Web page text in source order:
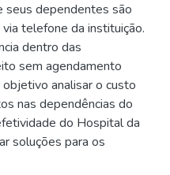
seus dependentes são
telefone da instituição.
dentro das
sem agendamento
analisar o custo
nas dependências do
do Hospital da
soluções para os